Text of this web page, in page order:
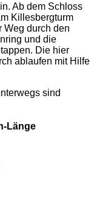
Ab dem Schloss
Killesbergturm
Weg durch den
und die
Die hier
ablaufen mit Hilfe
sind
Länge